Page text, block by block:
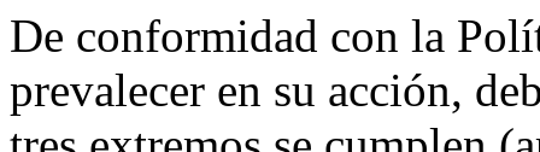
De conformidad con la
prevalecer en su acción,